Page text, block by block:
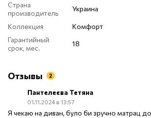
Страна
производитель
Украина
Коллекция
Комфорт
Гарантийный
срок, мес.
18
Отзывы 2
Пантелеєва Тетяна
01.11.2024 в 13:57
Я чекаю на диван, було би зручно матрац